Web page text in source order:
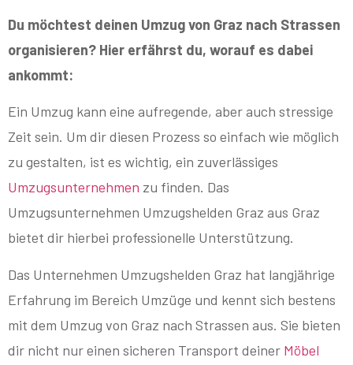
Du möchtest deinen Umzug von Graz nach Strassen
organisieren? Hier erfährst du, worauf es dabei
ankommt:
Ein Umzug kann eine aufregende, aber auch stressige
Zeit sein. Um dir diesen Prozess so einfach wie möglich
zu gestalten, ist es wichtig, ein zuverlässiges
Umzugsunternehmen zu finden. Das
Umzugsunternehmen Umzugshelden Graz aus Graz
bietet dir hierbei professionelle Unterstützung.
Das Unternehmen Umzugshelden Graz hat langjährige
Erfahrung im Bereich Umzüge und kennt sich bestens
mit dem Umzug von Graz nach Strassen aus. Sie bieten
dir nicht nur einen sicheren Transport deiner Möbel